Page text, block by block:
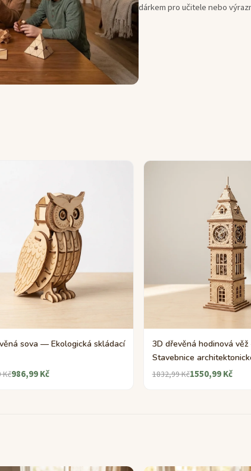
dárkem pro učitele nebo
sova — Ekologická skládací
Kč986,99 Kč
3D dřevěná hodinová
Stavebnice
1832,99 Kč1550,99 Kč